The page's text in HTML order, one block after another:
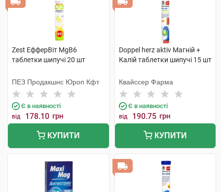
Zest ЕфферВіт MgB6
таблетки шипучі 20 шт
ПЕЗ Продакшнс Юроп Кфт
Є в наявності
від 178.10 грн
КУПИТИ
Doppel herz aktiv Магній +
Калій таблетки шипучі 15 шт
Квайссер Фарма
Є в наявності
від 190.75 грн
КУПИТИ